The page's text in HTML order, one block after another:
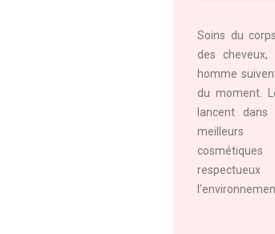
Soins du
des
homme
du moment.
lancent